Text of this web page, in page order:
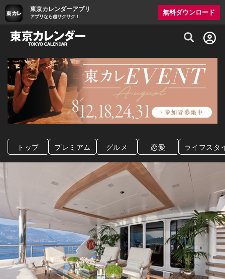
東京カレンダーアプリ
アプリなら超サクサク！
無料ダウンロード
グルメ情報・プレミアムレストラン予約
トップ プレミアム グルメ 恋愛 ライフスタ